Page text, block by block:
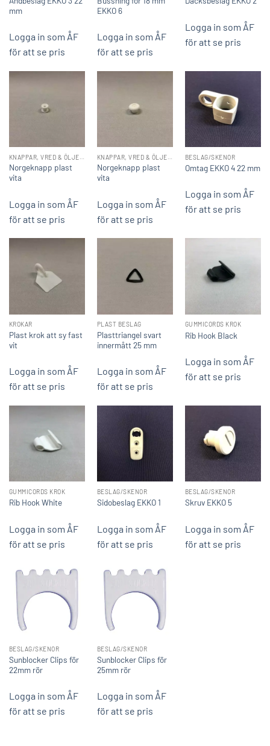
mm
Logga in som ÅF
för att se pris
EKKO 6
Logga in som ÅF
för att se pris
Logga in som ÅF
för att se pris
KNAPPAR, VRED & ÖLJETTER
Norgeknapp plast
vita
Logga in som ÅF
för att se pris
KNAPPAR, VRED & ÖLJETTER
Norgeknapp plast
vita
Logga in som ÅF
för att se pris
BESLAG/SKENOR
Omtag EKKO 4 22 mm
Logga in som ÅF
för att se pris
KROKAR
Plast krok att sy fast
vit
Logga in som ÅF
för att se pris
PLAST BESLAG
Plasttriangel svart
innermått 25 mm
Logga in som ÅF
för att se pris
GUMMICORDS KROK
Rib Hook Black
Logga in som ÅF
för att se pris
GUMMICORDS KROK
Rib Hook White
Logga in som ÅF
för att se pris
BESLAG/SKENOR
Sidobeslag EKKO 1
Logga in som ÅF
för att se pris
BESLAG/SKENOR
Skruv EKKO 5
Logga in som ÅF
för att se pris
BESLAG/SKENOR
Sunblocker Clips för
22mm rör
Logga in som ÅF
för att se pris
BESLAG/SKENOR
Sunblocker Clips för
25mm rör
Logga in som ÅF
för att se pris